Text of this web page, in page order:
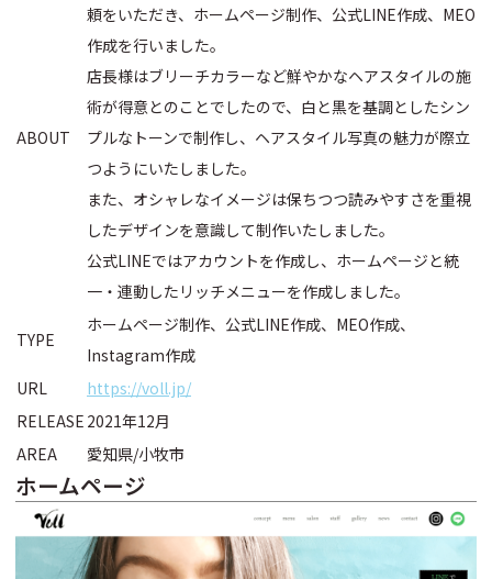
ABOUT
頼をいただき、ホームページ制作、公式LINE作成、MEO
作成を行いました。
店長様はブリーチカラーなど鮮やかなヘアスタイルの施
術が得意とのことでしたので、白と黒を基調としたシン
プルなトーンで制作し、ヘアスタイル写真の魅力が際立
つようにいたしました。
また、オシャレなイメージは保ちつつ読みやすさを重視
したデザインを意識して制作いたしました。
公式LINEではアカウントを作成し、ホームページと統
一・連動したリッチメニューを作成しました。
TYPE
ホームページ制作、公式LINE作成、MEO作成、
Instagram作成
URL
https://voll.jp/
RELEASE 2021年12月
AREA
愛知県/小牧市
ホームページ